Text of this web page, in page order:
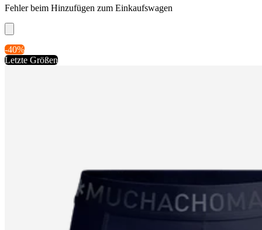
Fehler beim Hinzufügen zum Einkaufswagen
-40%
Letzte Größen